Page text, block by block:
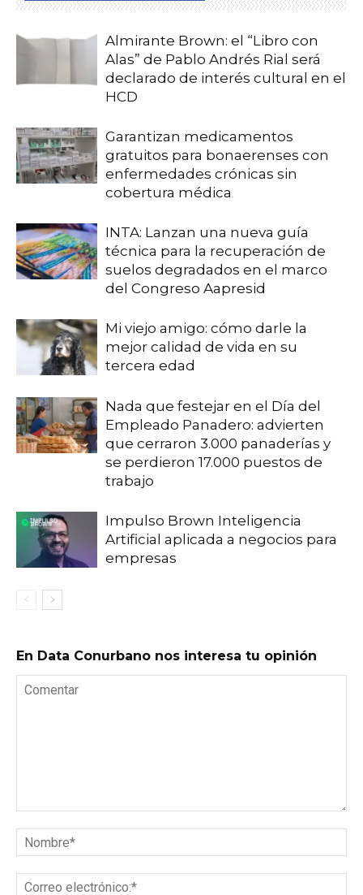
Almirante Brown: el “Libro con
Alas” de Pablo Andrés Rial será
declarado de interés cultural en el
HCD
Garantizan medicamentos
gratuitos para bonaerenses con
enfermedades crónicas sin
cobertura médica
INTA: Lanzan una nueva guía
técnica para la recuperación de
suelos degradados en el marco
del Congreso Aapresid
Mi viejo amigo: cómo darle la
mejor calidad de vida en su
tercera edad
Nada que festejar en el Día del
Empleado Panadero: advierten
que cerraron 3.000 panaderías y
se perdieron 17.000 puestos de
trabajo
Impulso Brown Inteligencia
Artificial aplicada a negocios para
empresas
En Data Conurbano nos interesa tu opinión